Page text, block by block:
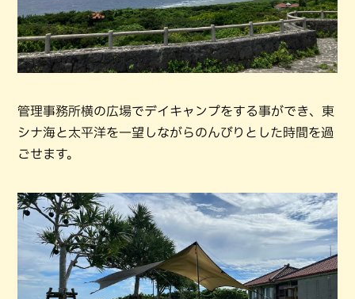
管理事務所横の広場でデイキャンプをする事ができ、東
シナ海と太平洋を一望しながらのんびりとした時間を過
ごせます。